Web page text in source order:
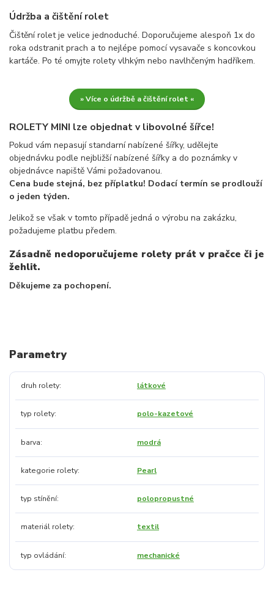
Údržba a čištění rolet
Čištění rolet je velice jednoduché. Doporučujeme alespoň 1x do
roka odstranit prach a to nejlépe pomocí vysavače s koncovkou
kartáče. Po té omyjte rolety vlhkým nebo navlhčeným hadříkem.
» Více o údržbě a čištění rolet «
ROLETY MINI lze objednat v libovolné šířce!
Pokud vám nepasují standarní nabízené šířky, udělejte
objednávku podle nejbližší nabízené šířky a do poznámky v
objednávce napiště Vámi požadovanou.
Cena bude stejná, bez příplatku! Dodací termín se prodlouží
o jeden týden.
Jelikož se však v tomto případě jedná o výrobu na zakázku,
požadujeme platbu předem.
Zásadně nedoporučujeme rolety prát v pračce či je
žehlit.
Děkujeme za pochopení.
Parametry
druh rolety látkové
typ rolety polo-kazetové
barva modrá
kategorie rolety Pearl
typ stínění polopropustné
materiál rolety textil
typ ovládání mechanické